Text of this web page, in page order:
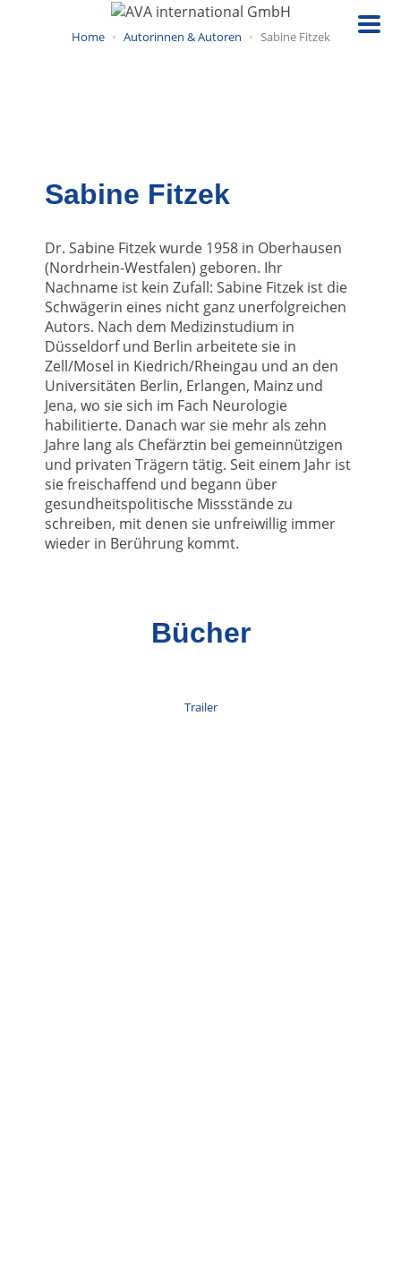
Home Autorinnen & Autoren Sabine Fitzek
Sabine Fitzek
Dr. Sabine Fitzek wurde 1958 in Oberhausen
(Nordrhein-Westfalen) geboren. Ihr
Nachname ist kein Zufall: Sabine Fitzek ist die
Schwägerin eines nicht ganz unerfolgreichen
Autors. Nach dem Medizinstudium in
Düsseldorf und Berlin arbeitete sie in
Zell/Mosel in Kiedrich/Rheingau und an den
Universitäten Berlin, Erlangen, Mainz und
Jena, wo sie sich im Fach Neurologie
habilitierte. Danach war sie mehr als zehn
Jahre lang als Chefärztin bei gemeinnützigen
und privaten Trägern tätig. Seit einem Jahr ist
sie freischaffend und begann über
gesundheitspolitische Missstände zu
schreiben, mit denen sie unfreiwillig immer
wieder in Berührung kommt.
Bücher
Trailer